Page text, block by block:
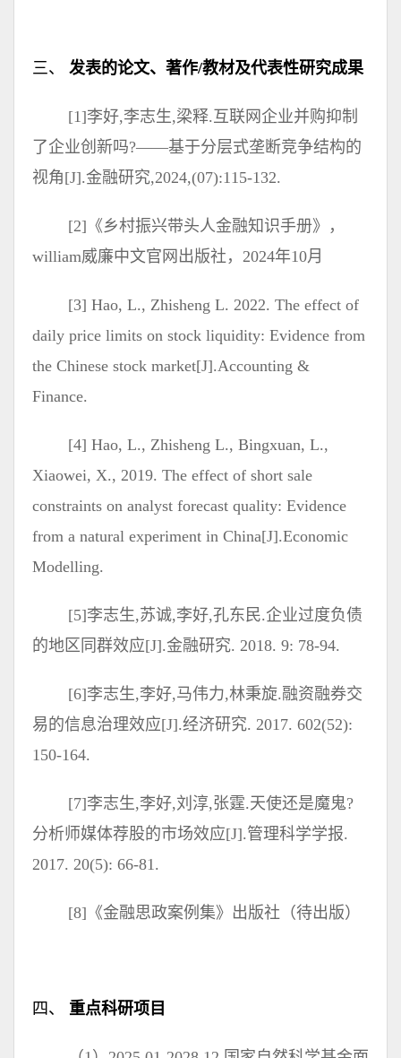
三、 发表的论文、著作/教材及代表性研究成果
[1]李好,李志生,梁释.互联网企业并购抑制
了企业创新吗?——基于分层式垄断竞争结构的
视角[J].金融研究,2024,(07):115-132.
[2]《乡村振兴带头人金融知识手册》，
william威廉中文官网出版社，2024年10月
[3] Hao, L., Zhisheng L. 2022. The effect of
daily price limits on stock liquidity: Evidence from
the Chinese stock market[J].Accounting &
Finance.
[4] Hao, L., Zhisheng L., Bingxuan, L.,
Xiaowei, X., 2019. The effect of short sale
constraints on analyst forecast quality: Evidence
from a natural experiment in China[J].Economic
Modelling.
[5]李志生,苏诚,李好,孔东民.企业过度负债
的地区同群效应[J].金融研究. 2018. 9: 78-94.
[6]李志生,李好,马伟力,林秉旋.融资融券交
易的信息治理效应[J].经济研究. 2017. 602(52):
150-164.
[7]李志生,李好,刘淳,张霆.天使还是魔鬼?
分析师媒体荐股的市场效应[J].管理科学学报.
2017. 20(5): 66-81.
[8]《金融思政案例集》出版社（待出版）
四、 重点科研项目